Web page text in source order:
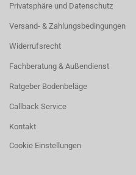
Privatsphäre und Datenschutz
Versand- & Zahlungsbedingungen
Widerrufsrecht
Fachberatung & Außendienst
Ratgeber Bodenbeläge
Callback Service
Kontakt
Cookie Einstellungen